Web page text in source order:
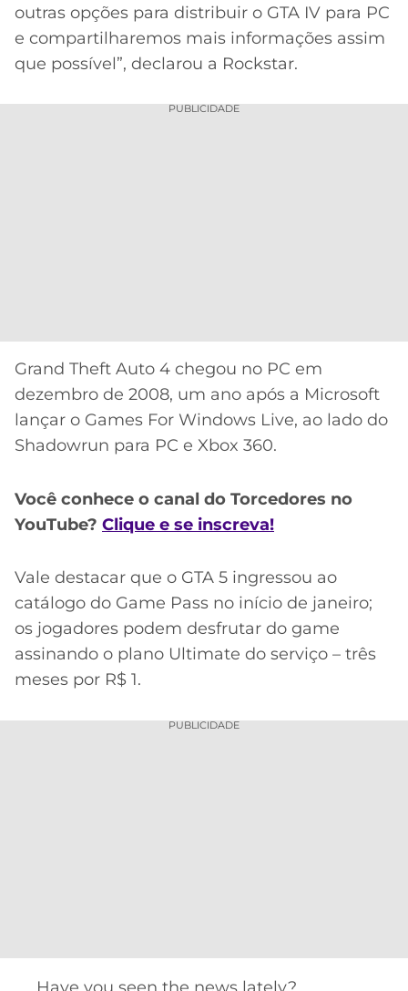
outras opções para distribuir o GTA IV para PC
e compartilharemos mais informações assim
que possível”, declarou a Rockstar.
PUBLICIDADE
Grand Theft Auto 4 chegou no PC em
dezembro de 2008, um ano após a Microsoft
lançar o Games For Windows Live, ao lado do
Shadowrun para PC e Xbox 360.
Você conhece o canal do Torcedores no
YouTube? Clique e se inscreva!
Vale destacar que o GTA 5 ingressou ao
catálogo do Game Pass no início de janeiro;
os jogadores podem desfrutar do game
assinando o plano Ultimate do serviço – três
meses por R$ 1.
PUBLICIDADE